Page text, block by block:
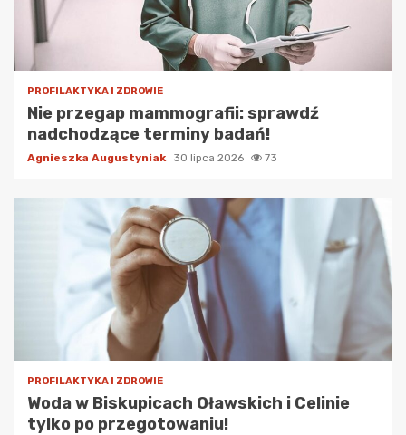
PROFILAKTYKA I ZDROWIE
Nie przegap mammografii: sprawdź
nadchodzące terminy badań!
Agnieszka Augustyniak 30 lipca 2026 73
PROFILAKTYKA I ZDROWIE
Woda w Biskupicach Oławskich i Celinie
tylko po przegotowaniu!